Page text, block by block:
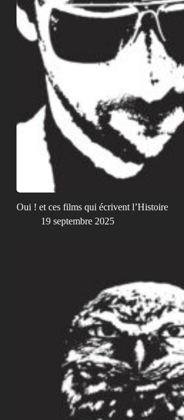
Oui ! et ces films qui écrivent l’Histoire
19 septembre 2025